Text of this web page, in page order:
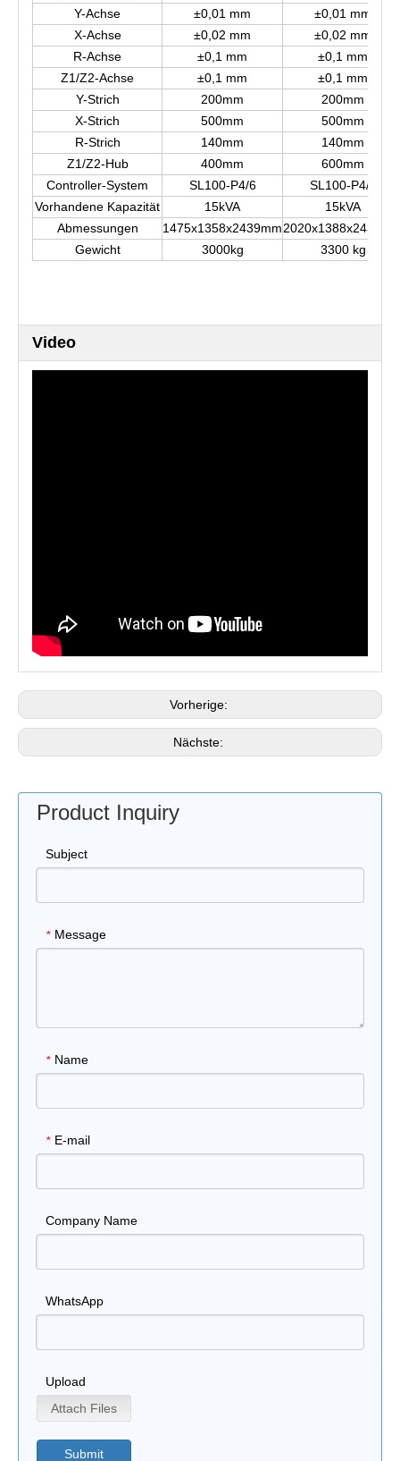
Y-Achse ±0,01 mm
±0,01 mm
X-Achse
±0,02 mm
±0,02 mm
R-Achse
±0,1 mm
±0,1 mm
Z1/Z2-Achse
±0,1 mm
±0,1 mm
Y-Strich
200mm
200mm
X-Strich
500mm
500mm
R-Strich
140mm
140mm
Z1/Z2-Hub
400mm
600mm
Controller-System
SL100-P4/6
SL100-P4/6
Vorhandene Kapazität
15kVA
15kVA
Abmessungen
1475x1358x2439mm
Gewicht
3000kg 3300 kg
Video
Vorherige:
Nächste:
Product Inquiry
Subject
* Message
* Name
* E-mail
Company Name
WhatsApp
Upload
Attach Files
Submit